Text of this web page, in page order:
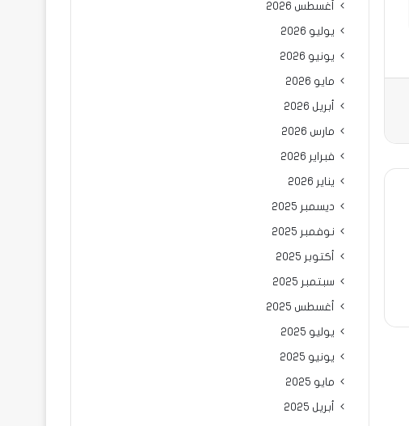
أغسطس 2026
يوليو 2026
يونيو 2026
مايو 2026
أبريل 2026
مارس 2026
فبراير 2026
يناير 2026
ديسمبر 2025
نوفمبر 2025
أكتوبر 2025
سبتمبر 2025
أغسطس 2025
يوليو 2025
يونيو 2025
مايو 2025
أبريل 2025